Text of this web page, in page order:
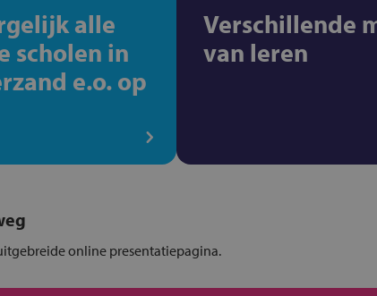
alle
scholen in
e.o. op
Verschillende
van leren
online presentatiepagina.